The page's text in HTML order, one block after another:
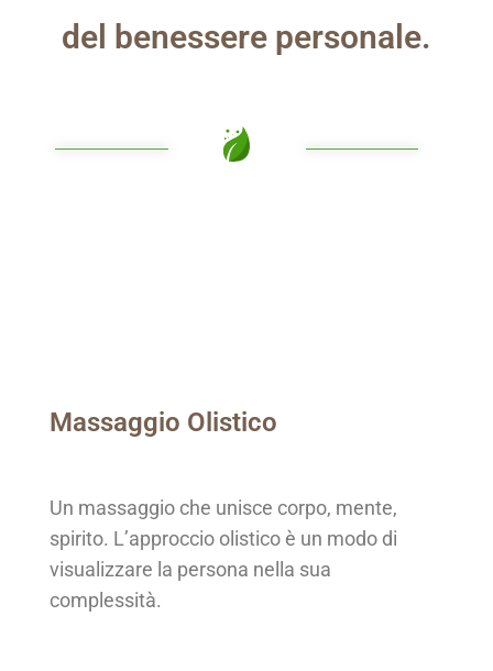
del benessere personale.
Massaggio Olistico
Un massaggio che unisce corpo, mente,
spirito. L’approccio olistico è un modo di
visualizzare la persona nella sua
complessità.